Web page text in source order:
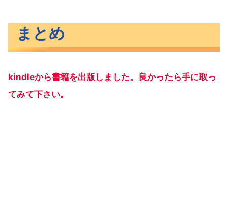
まとめ
kindleから書籍を出版しました。良かったら手に取っ
てみて下さい。